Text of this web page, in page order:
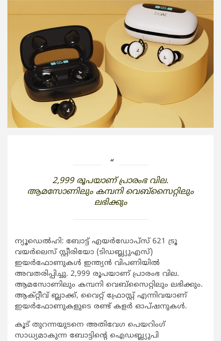
2,999 രൂപയാണ് പ്രാരംഭ വില.
ആമസോണിലും കമ്പനി വെബ്‌സൈറ്റിലും
ലഭിക്കും
ന്യൂഡെല്‍ഹി: ബോട്ട് എയര്‍ഡോപ്‌സ് 621 ട്രൂ
വയര്‍ലെസ് സ്റ്റീരിയോ (ടിഡബ്ല്യുഎസ്)
ഇയര്‍ഫോണുകള്‍ ഇന്ത്യന്‍ വിപണിയില്‍
അവതരിപ്പിച്ചു. 2,999 രൂപയാണ് പ്രാരംഭ വില.
ആമസോണിലും കമ്പനി വെബ്‌സൈറ്റിലും ലഭിക്കും.
ആക്റ്റീവ് ബ്ലാക്ക്, വൈറ്റ് ഫ്രോസ്റ്റ് എന്നിവയാണ്
ഇയര്‍ഫോണുകളുടെ രണ്ട് കളര്‍ ഓപ്ഷനുകള്‍.
കൂട് തുറന്നയുടനെ അതിവേഗ പെയറിംഗ്
സാധ്യമാകുന്ന ബോട്ടിന്റെ ഐഡബ്ല്യുപി